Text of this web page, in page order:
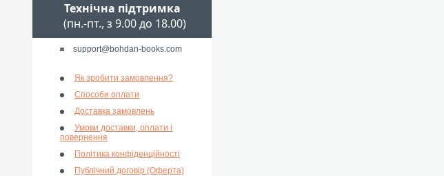
Технічна підтримка
(пн.-пт., з 9.00 до 18.00)
support@bohdan-books.com
Як зробити замовлення?
Способи оплати
Доставка замовлень
Умови доставки, оплати і
повернення
Політика конфіденційності
Публічний договір (Оферта)